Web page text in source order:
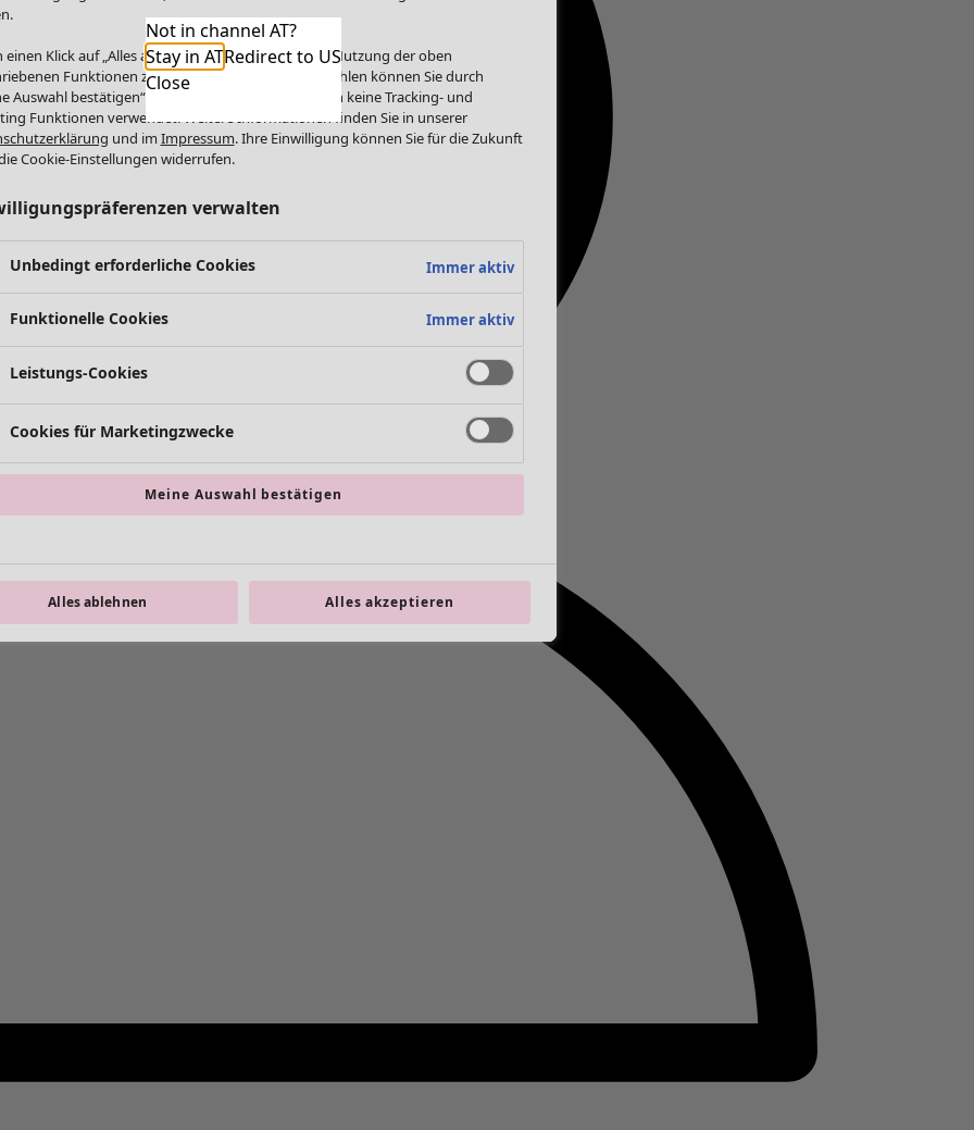
Not in channel AT?
Stay in ATRedirect to US
Close
einen Klick auf „Alles akzeptieren“ stimmen Sie der Nutzung der oben
Funktionen zu. Einzelne Funktionen auswählen können Sie durch
Auswahl bestätigen“. Über „Alles ablehnen“ werden keine Tracking- und
Funktionen verwendet. Weitere Informationen finden Sie in unserer
und im Impressum. Ihre Einwilligung können Sie für die Zukunft
Cookie-Einstellungen widerrufen.
verwalten
Unbedingt erforderliche Cookies Immer aktiv
Funktionelle Cookies Immer aktiv
Leistungs-Cookies
Cookies für Marketingzwecke
Meine Auswahl bestätigen
Alles ablehnen Alles akzeptieren